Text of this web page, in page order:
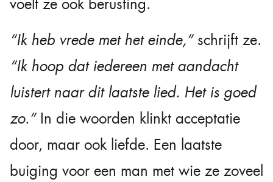
voelt ze ook berusting.
“Ik heb vrede met het einde,”schrijft ze.
“Ik hoop dat iedereen met aandacht
luistert naar dit laatste lied. Het is goed
zo.”In die woorden klinkt acceptatie
door, maar ook liefde. Een laatste
buiging voor een man met wie ze zoveel